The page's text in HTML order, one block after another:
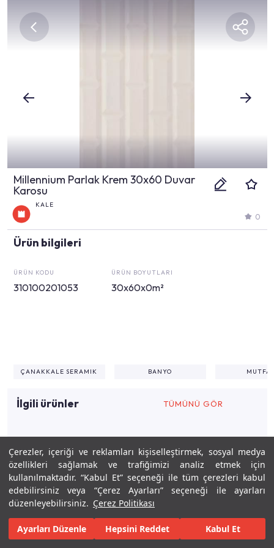
Çerezler, içeriği ve reklamları kişiselleştirmek, sosyal medya
özellikleri sağlamak ve trafiğimizi analiz etmek için
kullanılmaktadır. “Kabul Et” seçeneği ile tüm çerezleri kabul
edebilirsiniz veya “Çerez Ayarları” seçeneği ile ayarları
düzenleyebilirsiniz. Çerez Politikası
Ayarları Düzenle Hepsini Reddet Kabul Et
Millennium Parlak Krem 30x60 Duvar
Karosu
KALE
0
Ürün bilgileri
ÜRÜN KODU
310100201053
ÜRÜN BOYUTLARI
30x60x0m²
ÇANAKKALE SERAMIK BANYO
İlgili ürünler TÜMÜNÜ GÖR
İlgili tasarımlar
ERDEM ÜNEL 4,91m²
Keşfet Tasarla Gerçekleştir